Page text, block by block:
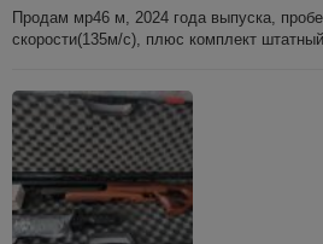
Продам мр46 м, 2024 года выпуска,
скорости(135м/с), плюс комплект